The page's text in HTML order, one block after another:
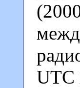
UTC